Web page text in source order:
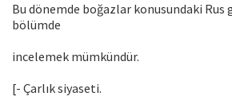
Bu dönemde boğazlar konusundaki Rus
bölümde
incelemek mümkündür.
[- Çarlık siyaseti.